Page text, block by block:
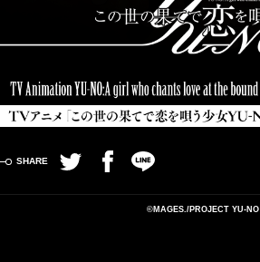
Twitter Facebook
©MAGES./PROJECT YU-NO